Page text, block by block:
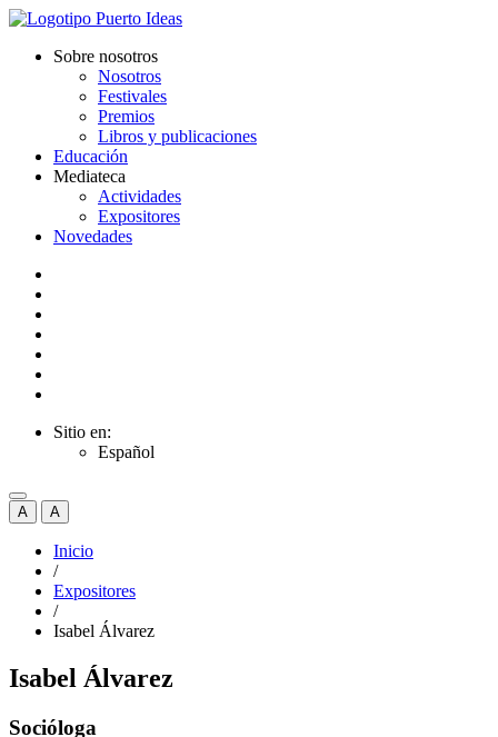
Sobre nosotros
Nosotros
Festivales
Premios
Libros y publicaciones
Educación
Mediateca
Actividades
Expositores
Novedades
Sitio en:
Español
A A
Inicio
/
Expositores
/
Isabel Álvarez
Isabel Álvarez
Socióloga